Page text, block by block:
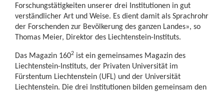
Forschungstätigkeiten unserer drei Institutionen in gut
verständlicher Art und Weise. Es dient damit als Sprachrohr
der Forschenden zur Bevölkerung des ganzen Landes», so
Thomas Meier, Direktor des Liechtenstein-Instituts.
Das Magazin 1602 ist ein gemeinsames Magazin des
Liechtenstein-Instituts, der Privaten Universität im
Fürstentum Liechtenstein (UFL) und der Universität
Liechtenstein. Die drei Institutionen bilden gemeinsam den